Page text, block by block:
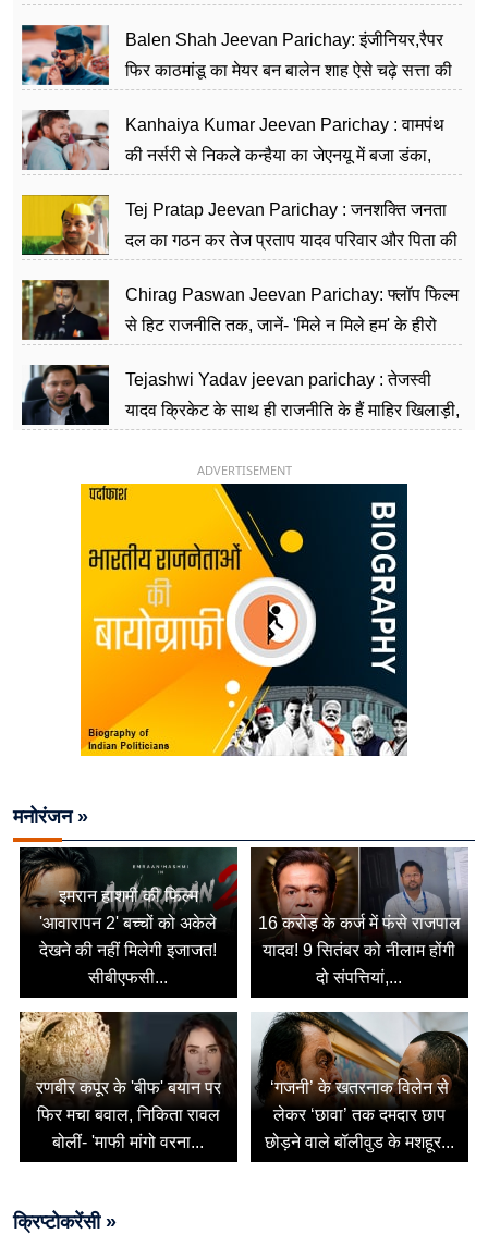
Balen Shah Jeevan Parichay: इंजीनियर,रैपर
फिर काठमांडू का मेयर बन बालेन शाह ऐसे चढ़े सत्ता की
Kanhaiya Kumar Jeevan Parichay : वामपंथ
की नर्सरी से निकले कन्हैया का जेएनयू में बजा डंका,
Tej Pratap Jeevan Parichay : जनशक्ति जनता
दल का गठन कर तेज प्रताप यादव परिवार और पिता की
Chirag Paswan Jeevan Parichay: फ्लॉप फिल्म
से हिट राजनीति तक, जानें- 'मिले न मिले हम' के हीरो
Tejashwi Yadav jeevan parichay : तेजस्वी
यादव क्रिकेट के साथ ही राजनीति के हैं माहिर खिलाड़ी,
ADVERTISEMENT
मनोरंजन »
इमरान हाशमी की फिल्म
'आवारापन 2' बच्चों को अकेले
देखने की नहीं मिलेगी इजाजत!
सीबीएफसी...
16 करोड़ के कर्ज में फंसे राजपाल
यादव! 9 सितंबर को नीलाम होंगी
दो संपत्तियां,...
रणबीर कपूर के 'बीफ' बयान पर
फिर मचा बवाल, निकिता रावल
बोलीं- 'माफी मांगो वरना...
‘गजनी’ के खतरनाक विलेन से
लेकर ‘छावा’ तक दमदार छाप
छोड़ने वाले बॉलीवुड के मशहूर...
क्रिप्टोकरेंसी »